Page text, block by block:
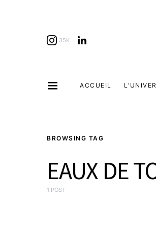
35K
ACCUEIL
BROWSING TAG
EAUX DE
1 POST